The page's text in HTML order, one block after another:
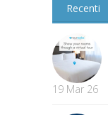
Recenti
19 Mar 26